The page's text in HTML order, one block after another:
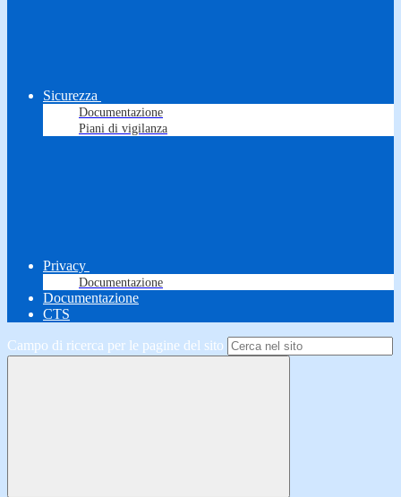
Sicurezza
Documentazione
Piani di vigilanza
Privacy
Documentazione
Documentazione
CTS
Campo di ricerca per le pagine del sito